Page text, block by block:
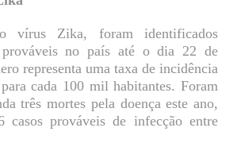
vírus Zika, foram identificados
prováveis no país até o dia 22 de
representa uma taxa de incidência
cada 100 mil habitantes. Foram
três mortes pela doença este ano,
casos prováveis de infecção entre